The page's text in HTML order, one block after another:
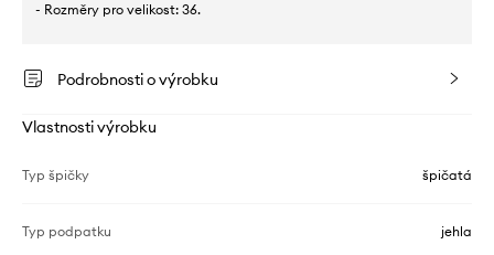
- Rozměry pro velikost: 36.
Podrobnosti o výrobku
Vlastnosti výrobku
Typ špičky špičatá
Typ podpatku jehla